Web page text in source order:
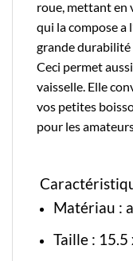
roue, mettant en
qui la compose a
grande durabilité
Ceci permet
vaisselle. Elle
vos petites
pour les
Matériau :
Taille : 15.5